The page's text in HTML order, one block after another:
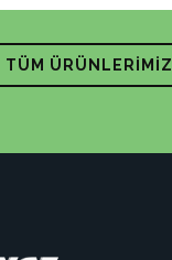
TÜM ÜRÜNLERİMİZ